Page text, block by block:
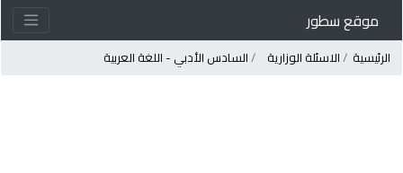
موقع سطور
الرئيسية الاسئلة الوزارية السادس الأدبي - اللغة العربية